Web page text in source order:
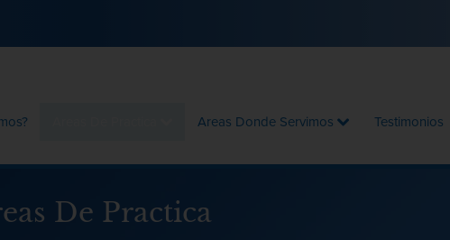
Areas Donde Servimos Testimonios
De Practica